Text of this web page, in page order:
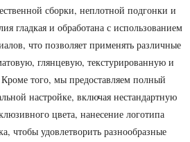
сборки, неплотной подгонки и
гладкая и обработана с использованием
что позволяет применять различные
глянцевую, текстурированную и
того, мы предоставляем полный
настройке, включая нестандартную
цвета, нанесение логотипа
чтобы удовлетворить разнообразные